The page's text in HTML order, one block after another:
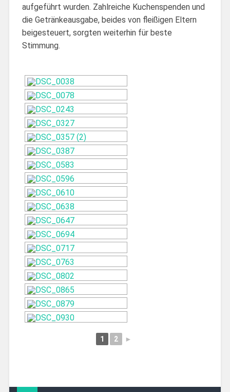
aufgeführt wurden. Zahlreiche Kuchenspenden und
die Getränkeausgabe, beides von fleißigen Eltern
beigesteuert, sorgten weiterhin für beste
Stimmung.
1 2 ►